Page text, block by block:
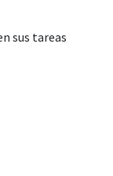
sus tareas